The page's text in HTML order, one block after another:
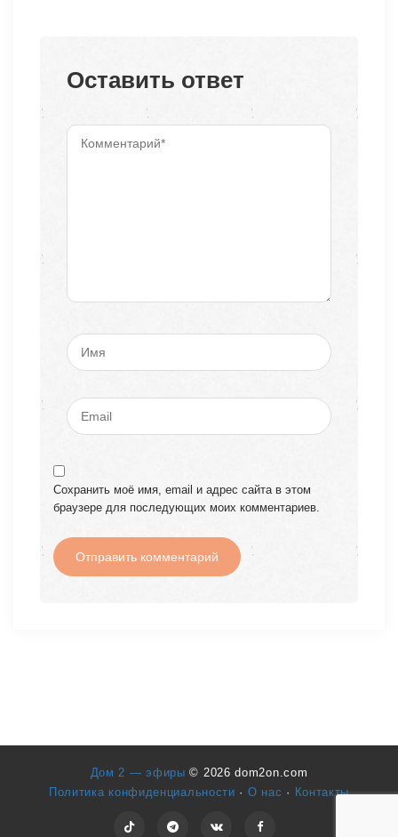
Оставить ответ
Сохранить моё имя, email и адрес сайта в этом
браузере для последующих моих комментариев.
Дом 2 — эфиры© 2026 dom2on.com
Политика конфиденциальности · О нас · Контакты